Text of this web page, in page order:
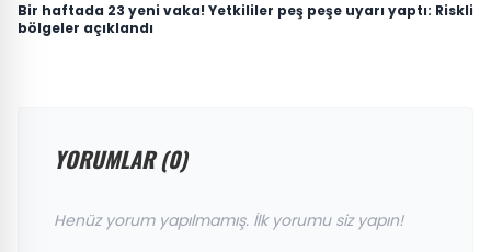
Bir haftada 23 yeni vaka! Yetkililer peş peşe uyarı yaptı: Riskli
bölgeler açıklandı
YORUMLAR (0)
Henüz yorum yapılmamış. İlk yorumu siz yapın!